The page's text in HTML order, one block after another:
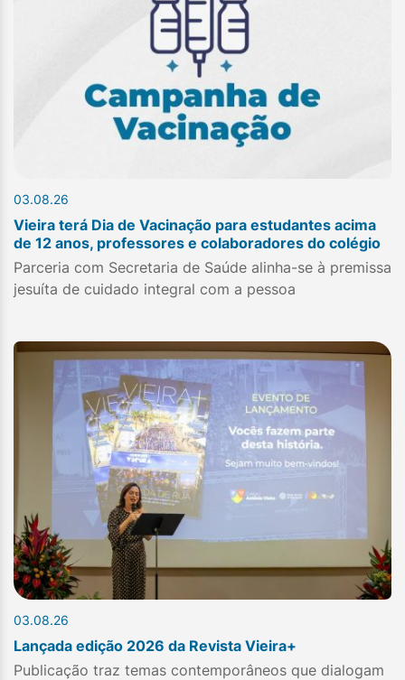
03.08.26
Vieira terá Dia de Vacinação para estudantes acima
de 12 anos, professores e colaboradores do colégio
Parceria com Secretaria de Saúde alinha-se à premissa
jesuíta de cuidado integral com a pessoa
03.08.26
Lançada edição 2026 da Revista Vieira+
Publicação traz temas contemporâneos que dialogam